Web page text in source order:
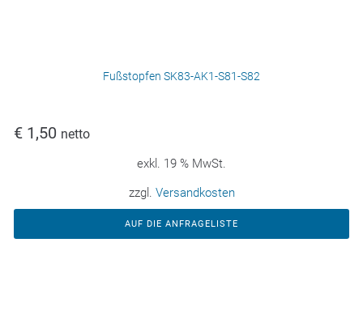
Fußstopfen SK83-AK1-S81-S82
€ 1,50 netto
exkl. 19 % MwSt.
zzgl. Versandkosten
AUF DIE ANFRAGELISTE